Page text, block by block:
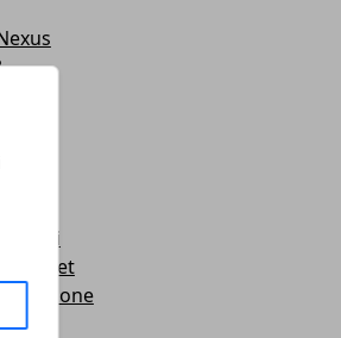
Tablet